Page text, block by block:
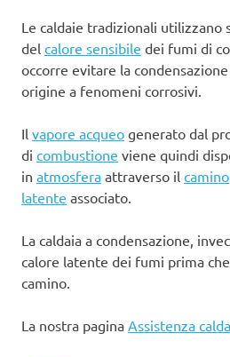
Le caldaie tradizionali utilizzano
del calore sensibile dei fumi di
occorre evitare la
origine a fenomeni corrosivi.
Il vapore acqueo generato dal
di combustione viene quindi
in atmosfera attraverso il camino
latente associato.
La caldaia a condensazione,
calore latente dei fumi prima
camino.
La nostra pagina Assistenza